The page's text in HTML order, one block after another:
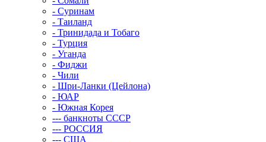
- Суринам
- Таиланд
- Тринидада и Тобаго
- Турция
- Уганда
- Фиджи
- Чили
- Шри-Ланки (Цейлона)
- ЮАР
- Южная Корея
--- банкноты СССР
--- РОССИЯ
--- США